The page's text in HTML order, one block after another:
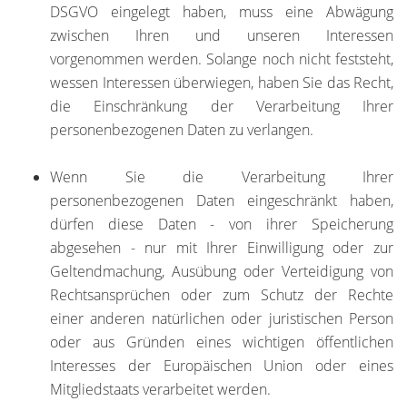
DSGVO eingelegt haben, muss eine Abwägung
zwischen Ihren und unseren Interessen
vorgenommen werden. Solange noch nicht feststeht,
wessen Interessen überwiegen, haben Sie das Recht,
die Einschränkung der Verarbeitung Ihrer
personenbezogenen Daten zu verlangen.
Wenn Sie die Verarbeitung Ihrer
personenbezogenen Daten eingeschränkt haben,
dürfen diese Daten - von ihrer Speicherung
abgesehen - nur mit Ihrer Einwilligung oder zur
Geltendmachung, Ausübung oder Verteidigung von
Rechtsansprüchen oder zum Schutz der Rechte
einer anderen natürlichen oder juristischen Person
oder aus Gründen eines wichtigen öffentlichen
Interesses der Europäischen Union oder eines
Mitgliedstaats verarbeitet werden.